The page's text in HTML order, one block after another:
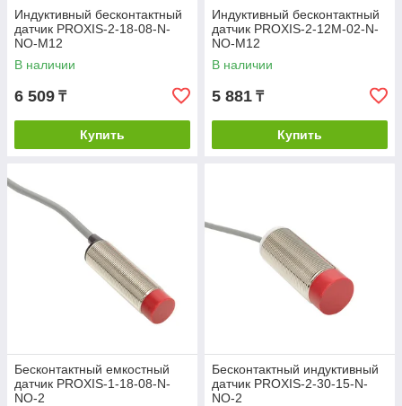
Обеспечьте эффективность и безопасность ваших
производственных процессов с бесконтактными датчиками
Индуктивный бесконтактный
датчик PROXIS-2-18-08-N-
NO-M12
В наличии
6 509 ₸
Купить
Индуктивный бесконтактный
датчик PROXIS-2-12M-02-N-
NO-M12
В наличии
5 881 ₸
Купить
Бесконтактный емкостный
датчик PROXIS-1-18-08-N-
NO-2
Бесконтактный индуктивный
датчик PROXIS-2-30-15-N-
NO-2